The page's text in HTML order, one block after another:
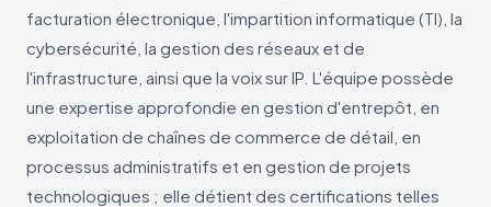
facturation électronique, l'impartition informatique (TI), la
cybersécurité, la gestion des réseaux et de
l'infrastructure, ainsi que la voix sur IP. L'équipe possède
une expertise approfondie en gestion d'entrepôt, en
exploitation de chaînes de commerce de détail, en
processus administratifs et en gestion de projets
technologiques ; elle détient des certifications telles